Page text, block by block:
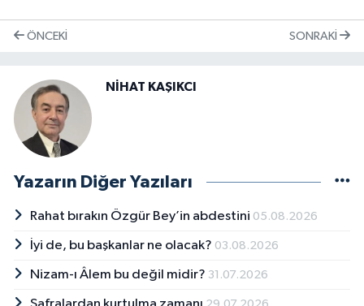
ÖNCEKI SONRAKI
NİHAT KAŞIKCI
Yazarın Diğer Yazıları
Rahat bırakın Özgür Bey’in abdestini 05.08.2026
İyi de, bu başkanlar ne olacak? 03.08.2026
Nizam-ı Âlem bu değil midir? 31.07.2026